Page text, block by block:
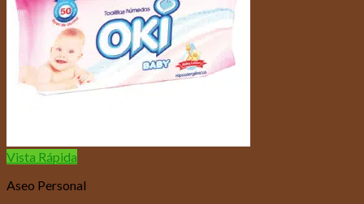
Vista Rápida
Aseo Personal